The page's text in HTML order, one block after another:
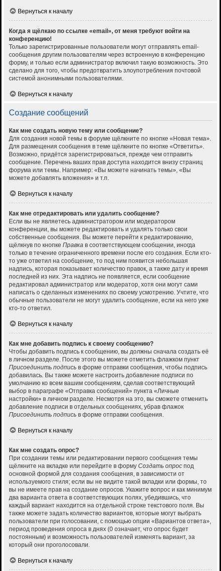
Вернуться к началу
Когда я щёлкаю по ссылке «email», от меня требуют войти на
конференцию!
Только зарегистрированные пользователи могут отправлять email-
сообщения другим пользователям через встроенную в конференцию
форму, и только если администратор включил такую возможность. Это
сделано для того, чтобы предотвратить злоупотребления почтовой
системой анонимными пользователями.
Вернуться к началу
Создание сообщений
Как мне создать новую тему или сообщение?
Для создания новой темы в форуме щёлкните по кнопке «Новая тема».
Для размещения сообщения в теме щёлкните по кнопке «Ответить».
Возможно, придётся зарегистрироваться, прежде чем отправить
сообщение. Перечень ваших прав доступа находится внизу страниц
форума или темы. Например: «Вы можете начинать темы», «Вы
можете добавлять вложения» и т.п.
Вернуться к началу
Как мне отредактировать или удалить сообщение?
Если вы не являетесь администратором или модератором
конференции, вы можете редактировать и удалять только свои
собственные сообщения. Вы можете перейти к редактированию,
щёлкнув по кнопке Правка в соответствующем сообщении, иногда
только в течение ограниченного времени после его создания. Если кто-
то уже ответил на сообщение, то под ним появится небольшая
надпись, которая показывает количество правок, а также дату и время
последней из них. Эта надпись не появляется, если сообщение
редактировал администратор или модератор, хотя они могут сами
написать о сделанных изменениях по своему усмотрению. Учтите, что
обычные пользователи не могут удалить сообщение, если на него уже
кто-то ответил.
Вернуться к началу
Как мне добавить подпись к своему сообщению?
Чтобы добавить подпись к сообщению, вы должны сначала создать её
в личном разделе. После этого вы можете отметить флажком пункт
Присоединить подпись в форме отправки сообщения, чтобы подпись
добавилась. Вы также можете настроить добавление подписи по
умолчанию ко всем вашим сообщениям, сделав соответствующий
выбор в параграфе «Отправка сообщений» пункта «Личные
настройки» в личном разделе. Несмотря на это, вы сможете отменить
добавление подписи в отдельных сообщениях, убрав флажок
Присоединить подпись в форме отправки сообщения.
Вернуться к началу
Как мне создать опрос?
При создании темы или редактировании первого сообщения темы
щёлкните на вкладке или перейдите в форму Создать опрос под
основной формой для создания сообщения, в зависимости от
используемого стиля; если вы не видите такой вкладки или формы, то
вы не имеете прав на создание опросов. Укажите вопрос и как минимум
два варианта ответа в соответствующих полях, убедившись, что
каждый вариант находится на отдельной строке текстового поля. Вы
также можете задать количество вариантов, которые могут выбрать
пользователи при голосовании, с помощью опции «Вариантов ответа»,
период проведения опроса в днях (0 означает, что опрос будет
постоянным) и возможность пользователей изменять вариант, за
который они проголосовали.
Вернуться к началу